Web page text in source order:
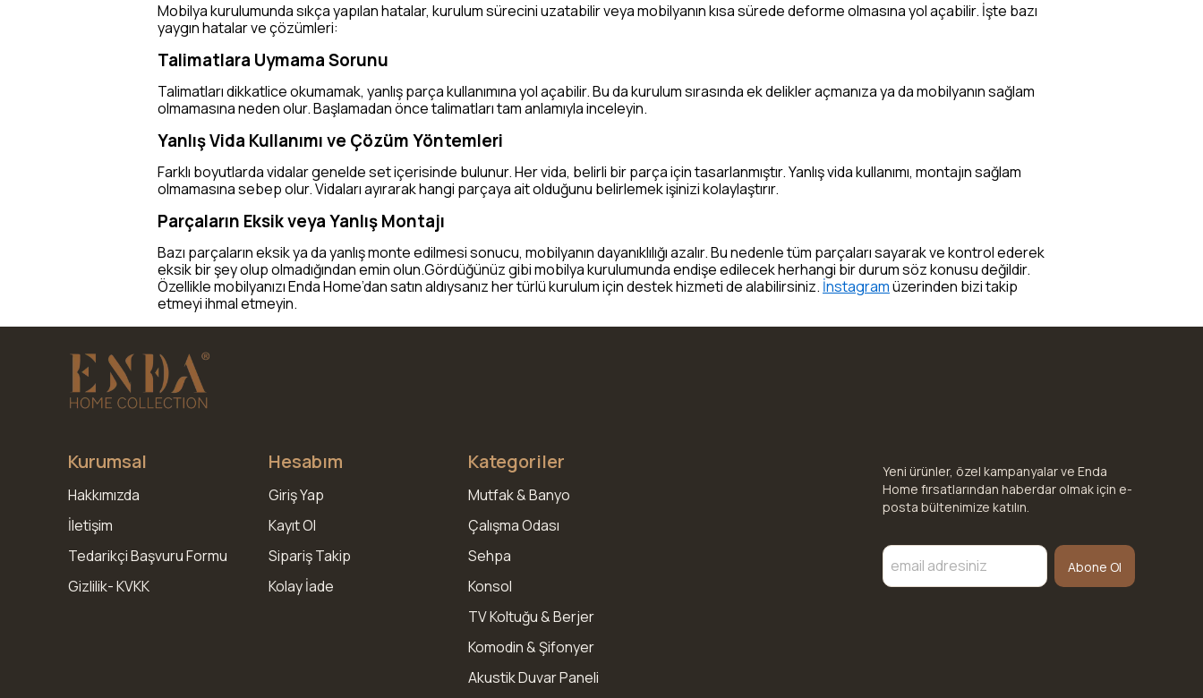
Mobilya kurulumunda sıkça yapılan hatalar, kurulum sürecini uzatabilir veya mobilyanın kısa sürede deforme olmasına yol açabilir. İşte bazı
yaygın hatalar ve çözümleri:
Talimatlara Uymama Sorunu
Talimatları dikkatlice okumamak, yanlış parça kullanımına yol açabilir. Bu da kurulum sırasında ek delikler açmanıza ya da mobilyanın sağlam
olmamasına neden olur. Başlamadan önce talimatları tam anlamıyla inceleyin.
Yanlış Vida Kullanımı ve Çözüm Yöntemleri
Farklı boyutlarda vidalar genelde set içerisinde bulunur. Her vida, belirli bir parça için tasarlanmıştır. Yanlış vida kullanımı, montajın sağlam
olmamasına sebep olur. Vidaları ayırarak hangi parçaya ait olduğunu belirlemek işinizi kolaylaştırır.
Parçaların Eksik veya Yanlış Montajı
Bazı parçaların eksik ya da yanlış monte edilmesi sonucu, mobilyanın dayanıklılığı azalır. Bu nedenle tüm parçaları sayarak ve kontrol ederek
eksik bir şey olup olmadığından emin olun.Gördüğünüz gibi mobilya kurulumunda endişe edilecek herhangi bir durum söz konusu değildir.
Özellikle mobilyanızı Enda Home’dan satın aldıysanız her türlü kurulum için destek hizmeti de alabilirsiniz. İnstagramüzerinden bizi takip
etmeyi ihmal etmeyin.
Kurumsal
Hakkımızda
İletişim
Tedarikçi Başvuru Formu
Gizlilik- KVKK
Hesabım
Giriş Yap
Kayıt Ol
Sipariş Takip
Kolay İade
Kategoriler
Mutfak & Banyo
Çalışma Odası
Sehpa
Konsol
TV Koltuğu & Berjer
Komodin & Şifonyer
Akustik Duvar Paneli
Yeni ürünler, özel kampanyalar ve Enda
Home fırsatlarından haberdar olmak için e-
posta bültenimize katılın.
Abone Ol